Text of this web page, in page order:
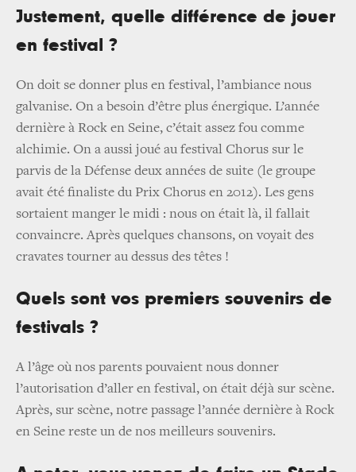
Justement, quelle différence de jouer
en festival ?
On doit se donner plus en festival, l’ambiance nous
galvanise. On a besoin d’être plus énergique. L’année
dernière à Rock en Seine, c’était assez fou comme
alchimie. On a aussi joué au festival Chorus sur le
parvis de la Défense deux années de suite (le groupe
avait été finaliste du Prix Chorus en 2012). Les gens
sortaient manger le midi : nous on était là, il fallait
convaincre. Après quelques chansons, on voyait des
cravates tourner au dessus des têtes !
Quels sont vos premiers souvenirs de
festivals ?
A l’âge où nos parents pouvaient nous donner
l’autorisation d’aller en festival, on était déjà sur scène.
Après, sur scène, notre passage l’année dernière à Rock
en Seine reste un de nos meilleurs souvenirs.